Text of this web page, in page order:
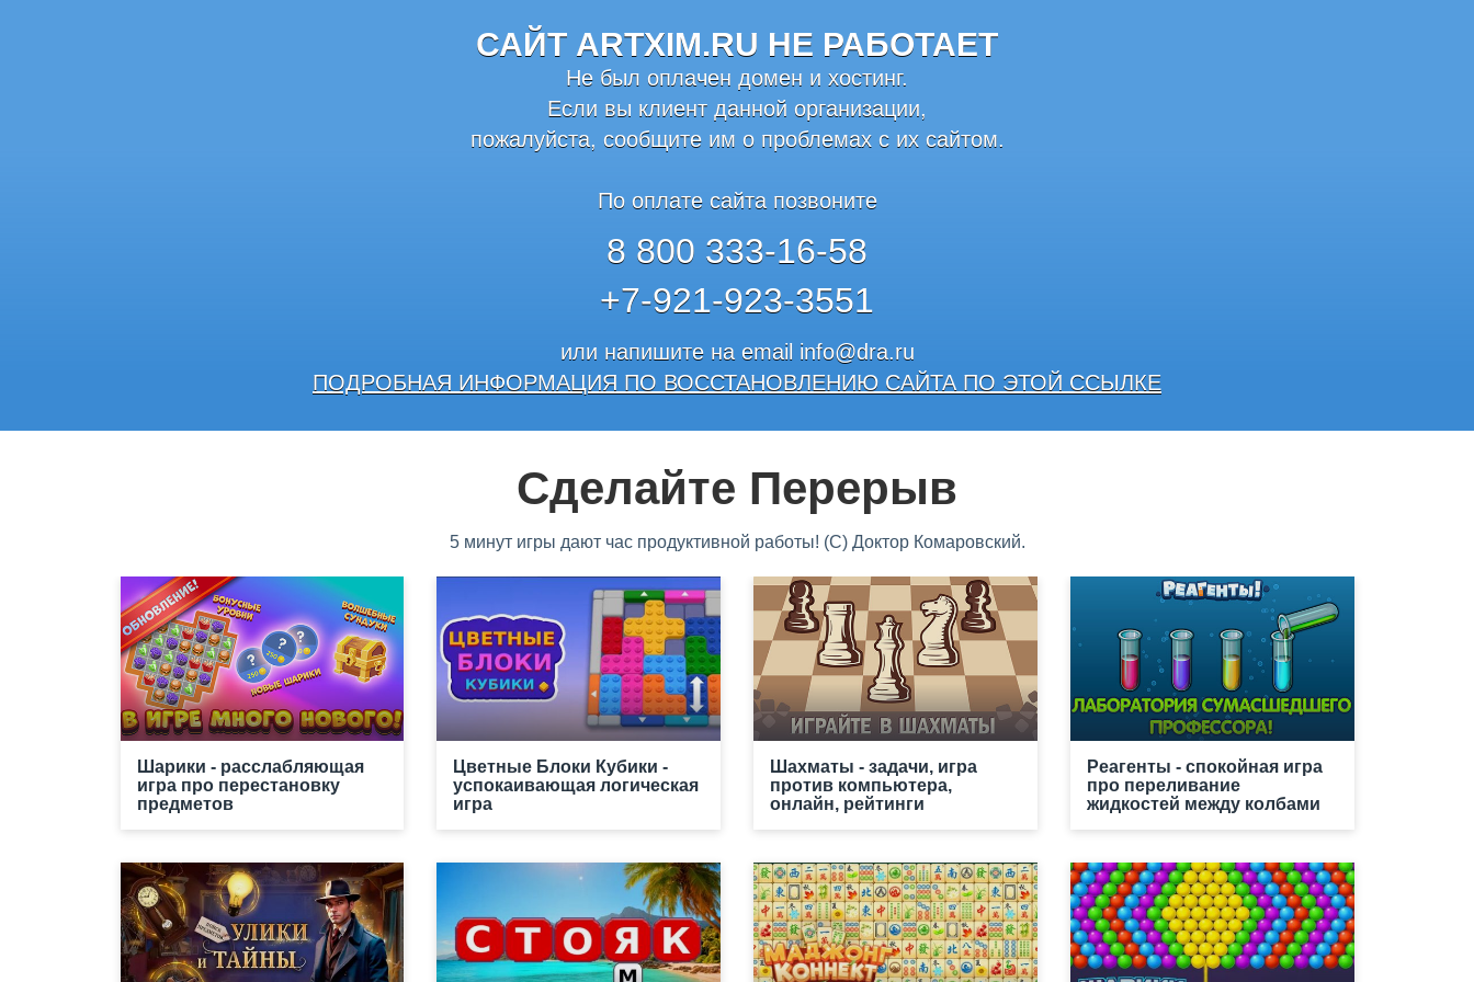
САЙТ ARTXIM.RU НЕ РАБОТАЕТ
Не был оплачен домен и хостинг.
Если вы клиент данной организации,
пожалуйста, сообщите им о проблемах с их сайтом.
По оплате сайта позвоните
8 800 333-16-58
+7-921-923-3551
или напишите на email info@dra.ru
ПОДРОБНАЯ ИНФОРМАЦИЯ ПО ВОССТАНОВЛЕНИЮ САЙТА ПО ЭТОЙ ССЫЛКЕ
Сделайте Перерыв
5 минут игры дают час продуктивной работы! (С) Доктор Комаровский.
Шарики - расслабляющая
игра про перестановку
предметов
Цветные Блоки Кубики -
успокаивающая логическая
игра
Шахматы - задачи, игра
против компьютера,
онлайн, рейтинги
Реагенты - спокойная игра
про переливание
жидкостей между колбами